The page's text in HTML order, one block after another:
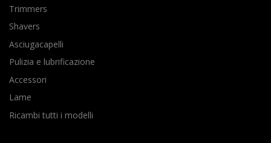
Trimmers
Shavers
Asciugacapelli
Pulizia e lubrificazione
Accessori
Lame
Ricambi tutti i modelli